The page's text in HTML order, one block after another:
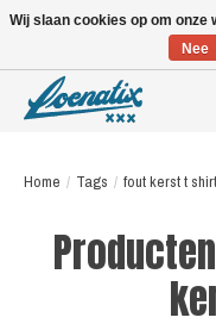
Home / Tags / fout kerst t shirt
Wij slaan cookies op om
Nee